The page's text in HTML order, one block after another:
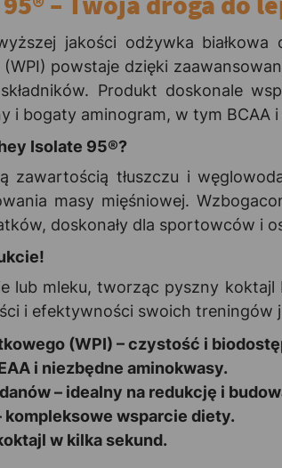
jakości odżywka
powstaje dzięki
Produkt doskonale
i bogaty aminogram, w tym BCAA i
Isolate 95®?
zawartością tłuszczu i
masy mięśniowej.
doskonały dla sportowców i
lub mleku, tworząc pyszny
i efektywności swoich treningów
(WPI) – czystość i
i niezbędne aminokwasy.
– idealny na redukcję i
kompleksowe wsparcie diety.
w kilka sekund.